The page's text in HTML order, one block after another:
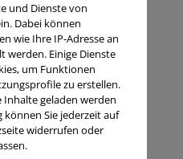
Peha-fix
1 Stück
und Dienste von
Dabei können
wie Ihre IP-Adresse an
Einige Dienste
um Funktionen
zu erstellen.
Inhalte geladen werden
Sie jederzeit auf
widerrufen oder